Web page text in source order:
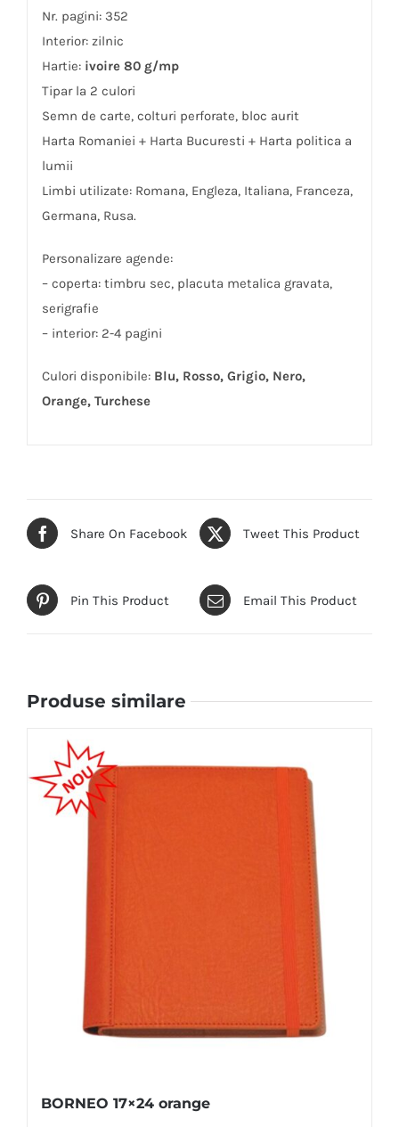
Nr. pagini: 352
Interior: zilnic
Hartie: ivoire 80 g/mp
Tipar la 2 culori
Semn de carte, colturi perforate, bloc aurit
Harta Romaniei + Harta Bucuresti + Harta politica a
lumii
Limbi utilizate: Romana, Engleza, Italiana, Franceza,
Germana, Rusa.
Personalizare agende:
– coperta: timbru sec, placuta metalica gravata,
serigrafie
– interior: 2-4 pagini
Culori disponibile: Blu, Rosso, Grigio, Nero,
Orange, Turchese
Share On Facebook Tweet This Product
Pin This Product Email This Product
Produse similare
BORNEO 17×24 orange